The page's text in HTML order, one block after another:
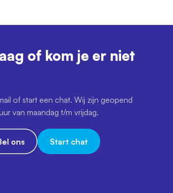
of kom je er niet
of start een chat. Wij zijn geopend
van maandag t/m vrijdag.
ons Start chat